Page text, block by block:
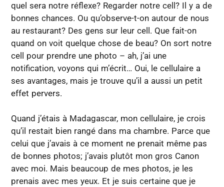
quel sera notre réflexe? Regarder notre cell? Il y a de
bonnes chances. Ou qu’observe-t-on autour de nous
au restaurant? Des gens sur leur cell. Que fait-on
quand on voit quelque chose de beau? On sort notre
cell pour prendre une photo – ah, j’ai une
notification, voyons qui m’écrit… Oui, le cellulaire a
ses avantages, mais je trouve qu’il a aussi un petit
effet pervers.
Quand j’étais à Madagascar, mon cellulaire, je crois
qu’il restait bien rangé dans ma chambre. Parce que
celui que j’avais à ce moment ne prenait même pas
de bonnes photos; j’avais plutôt mon gros Canon
avec moi. Mais beaucoup de mes photos, je les
prenais avec mes yeux. Et je suis certaine que je